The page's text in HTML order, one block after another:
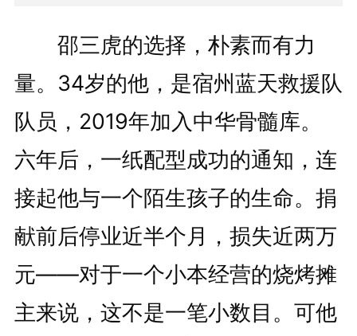
邵三虎的选择，朴素而有力
量。34岁的他，是宿州蓝天救援队
队员，2019年加入中华骨髓库。
六年后，一纸配型成功的通知，连
接起他与一个陌生孩子的生命。捐
献前后停业近半个月，损失近两万
元——对于一个小本经营的烧烤摊
主来说，这不是一笔小数目。可他